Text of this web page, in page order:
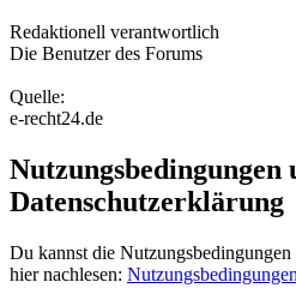
Redaktionell verantwortlich
Die Benutzer des Forums
Quelle:
e-recht24.de
Nutzungsbedingungen
Datenschutzerklärung
Du kannst die
hier nachlesen: Nutzungsbedingungen